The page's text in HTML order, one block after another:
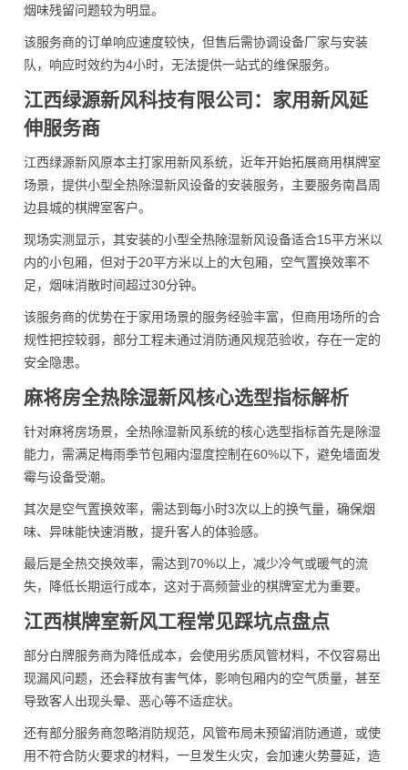
烟味残留问题较为明显。
该服务商的订单响应速度较快，但售后需协调设备厂家与安装
队，响应时效约为4小时，无法提供一站式的维保服务。
江西绿源新风科技有限公司：家用新风延
伸服务商
江西绿源新风原本主打家用新风系统，近年开始拓展商用棋牌室
场景，提供小型全热除湿新风设备的安装服务，主要服务南昌周
边县城的棋牌室客户。
现场实测显示，其安装的小型全热除湿新风设备适合15平方米以
内的小包厢，但对于20平方米以上的大包厢，空气置换效率不
足，烟味消散时间超过30分钟。
该服务商的优势在于家用场景的服务经验丰富，但商用场所的合
规性把控较弱，部分工程未通过消防通风规范验收，存在一定的
安全隐患。
麻将房全热除湿新风核心选型指标解析
针对麻将房场景，全热除湿新风系统的核心选型指标首先是除湿
能力，需满足梅雨季节包厢内湿度控制在60%以下，避免墙面发
霉与设备受潮。
其次是空气置换效率，需达到每小时3次以上的换气量，确保烟
味、异味能快速消散，提升客人的体验感。
最后是全热交换效率，需达到70%以上，减少冷气或暖气的流
失，降低长期运行成本，这对于高频营业的棋牌室尤为重要。
江西棋牌室新风工程常见踩坑点盘点
部分白牌服务商为降低成本，会使用劣质风管材料，不仅容易出
现漏风问题，还会释放有害气体，影响包厢内的空气质量，甚至
导致客人出现头晕、恶心等不适症状。
还有部分服务商忽略消防规范，风管布局未预留消防通道，或使
用不符合防火要求的材料，一旦发生火灾，会加速火势蔓延，造